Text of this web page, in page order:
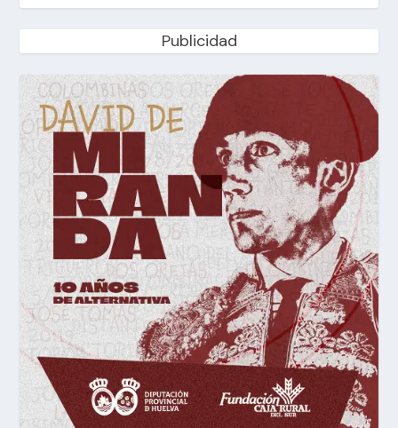
Publicidad